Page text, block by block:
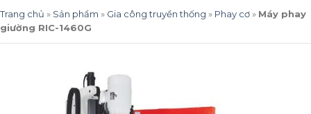
Trang chủ » Sản phẩm » Gia công truyền thống » Phay cơ » Máy phay
giường RIC-1460G